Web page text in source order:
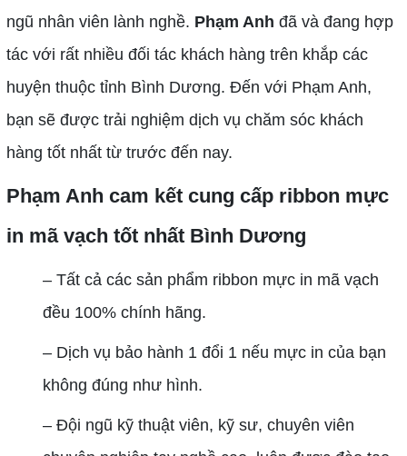
ngũ nhân viên lành nghề. Phạm Anh đã và đang hợp
tác với rất nhiều đối tác khách hàng trên khắp các
huyện thuộc tỉnh Bình Dương. Đến với Phạm Anh,
bạn sẽ được trải nghiệm dịch vụ chăm sóc khách
hàng tốt nhất từ trước đến nay.
Phạm Anh cam kết cung cấp ribbon mực
in mã vạch tốt nhất Bình Dương
– Tất cả các sản phẩm ribbon mực in mã vạch
đều 100% chính hãng.
– Dịch vụ bảo hành 1 đổi 1 nếu mực in của bạn
không đúng như hình.
– Đội ngũ kỹ thuật viên, kỹ sư, chuyên viên